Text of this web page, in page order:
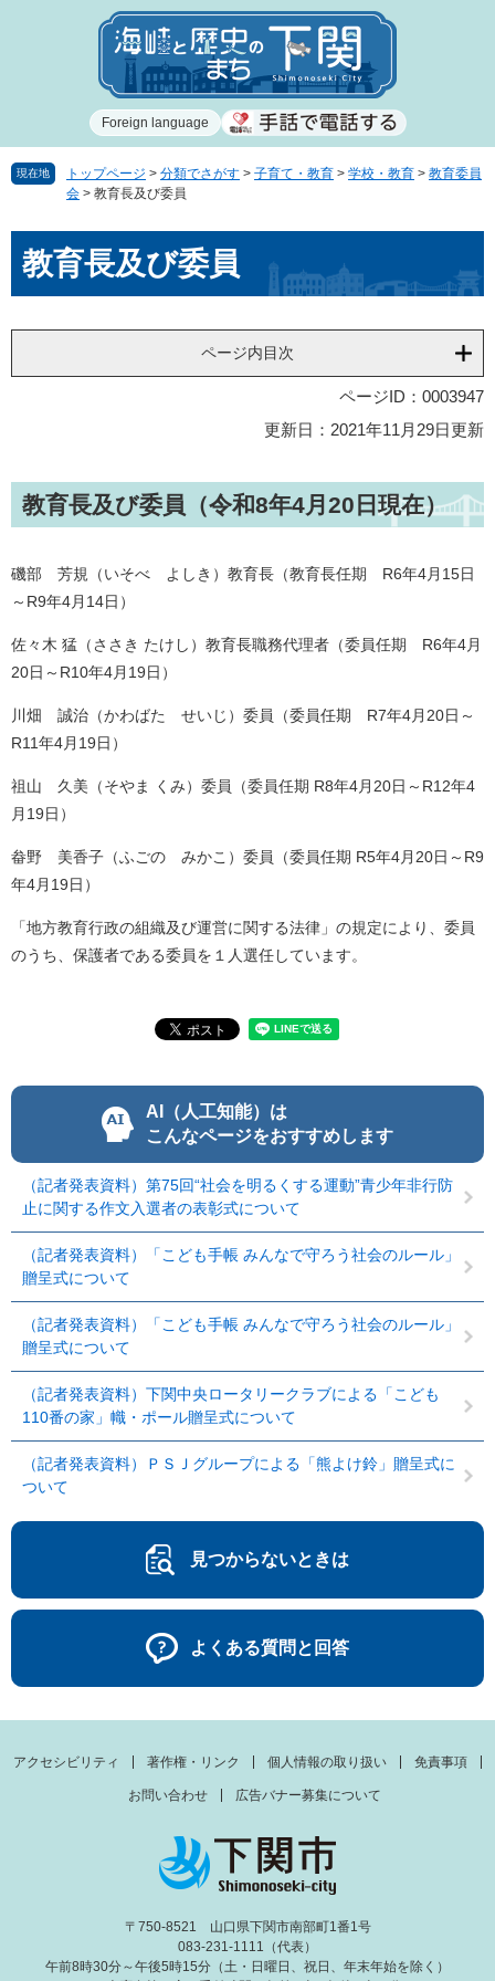
で
ば
Foreign language
現在地 トップページ > 分類でさがす > 子育て・教育 > 学校・教育 > 教育委員
会 > 教育長及び委員
文教育長及び委員
ページ内目次
ページID：0003947
更新日：2021年11月29日更新
教育長及び委員 （令和8年4月20日現在）
磯部 芳規（いそべ よしき）教育長（教育長任期 R6年4月15日
～R9年4月14日）
佐々木 猛（ささき たけし）教育長職務代理者（委員任期 R6年4月
20日～R10年4月19日）
川畑 誠治（かわばた せいじ）委員（委員任期 R7年4月20日～
R11年4月19日）
祖山 久美（そやま くみ）委員（委員任期 R8年4月20日～R12年4
月19日）
畚野 美香子（ふごの みかこ）委員（委員任期 R5年4月20日～R9
年4月19日）
「地方教育行政の組織及び運営に関する法律」の規定により、委員
のうち、保護者である委員を１人選任しています。
AI（人工知能）は
こんなページをおすすめします
（記者発表資料）第75回“社会を明るくする運動”青少年非行防
止に関する作文入選者の表彰式について
（記者発表資料）「こども手帳 みんなで守ろう社会のルール」
贈呈式について
（記者発表資料）「こども手帳 みんなで守ろう社会のルール」
贈呈式について
（記者発表資料）下関中央ロータリークラブによる「こども
110番の家」幟・ポール贈呈式について
（記者発表資料）ＰＳＪグループによる「熊よけ鈴」贈呈式に
ついて
見つからないときは
よくある質問と回答
アクセシビリティ 著作権・リンク 個人情報の取り扱い 免責事項
お問い合わせ 広告バナー募集について
〒750-8521 山口県下関市南部町1番1号
083-231-1111（代表）
午前8時30分～午後5時15分（土・日曜日、祝日、年末年始を除く）